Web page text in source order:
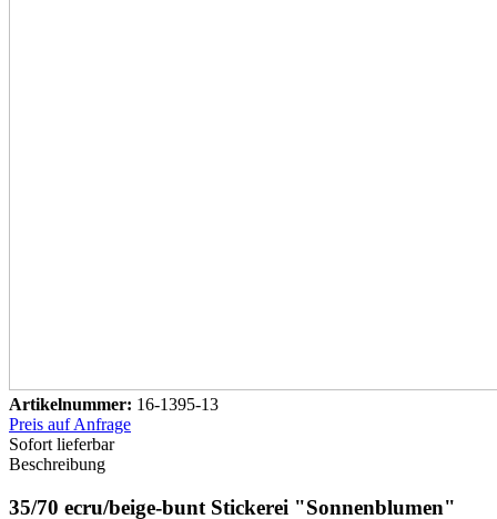
Artikelnummer: 16-1395-13
Preis auf Anfrage
Sofort lieferbar
Beschreibung
35/70 ecru/beige-bunt Stickerei "Sonnenblumen"